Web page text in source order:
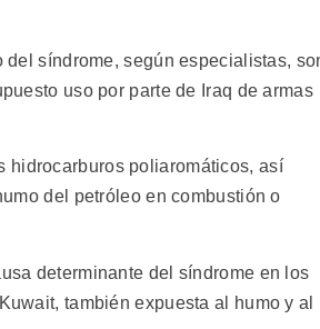
síndrome, según especialistas,
uso por parte de Iraq de armas
hidrocarburos poliaromáticos, así
del petróleo en combustión o
determinante del síndrome en los
también expuesta al humo y al